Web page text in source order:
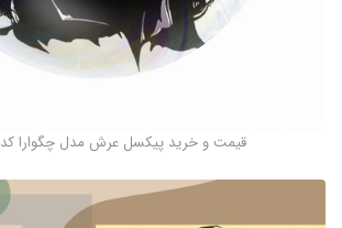
قیمت و خرید پیکسل عرش مدل چگوارا کد Asp1166